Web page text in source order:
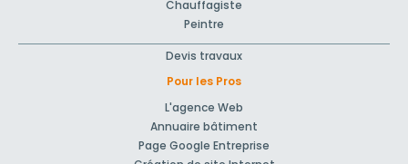
Chauffagiste
Peintre
Devis travaux
Pour les Pros
L'agence Web
Annuaire bâtiment
Page Google Entreprise